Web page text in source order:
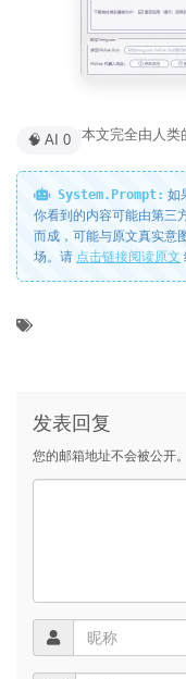
🧠 AI 0 本文完全由人类
System.Prompt: 如
你看到的内容可能由第三
而成，可能与原文真实意
场。请 点击链接阅读原文
发表回复
您的邮箱地址不会被公开。